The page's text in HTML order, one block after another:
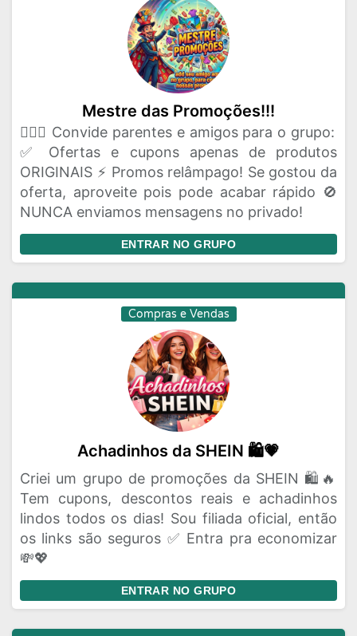
Mestre das Promoções!!!
🦸🏻‍♂️ Convide parentes e amigos para o grupo:
✅ Ofertas e cupons apenas de produtos
ORIGINAIS ⚡ Promos relâmpago! Se gostou da
oferta, aproveite pois pode acabar rápido 🚫
NUNCA enviamos mensagens no privado!
ENTRAR NO GRUPO
Compras e Vendas
Achadinhos da SHEIN 🛍️💗
Criei um grupo de promoções da SHEIN 🛍️🔥
Tem cupons, descontos reais e achadinhos
lindos todos os dias! Sou filiada oficial, então
os links são seguros ✅ Entra pra economizar
💸💖
ENTRAR NO GRUPO